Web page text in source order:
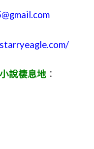
說棲息地 ：